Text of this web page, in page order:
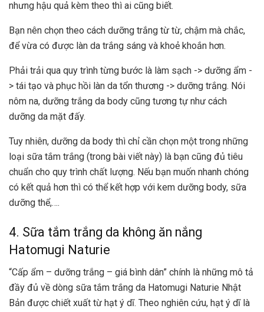
nhưng hậu quả kèm theo thì ai cũng biết.
Bạn nên chọn theo cách dưỡng trắng từ từ, chậm mà chắc,
để vừa có được làn da trắng sáng và khoẻ khoắn hơn.
Phải trải qua quy trình từng bước là làm sạch -> dưỡng ẩm -
> tái tạo và phục hồi làn da tổn thương -> dưỡng trắng. Nói
nôm na, dưỡng trắng da body cũng tương tự như cách
dưỡng da mặt đấy.
Tuy nhiên, dưỡng da body thì chỉ cần chọn một trong những
loại sữa tắm trắng (trong bài viết này) là bạn cũng đủ tiêu
chuẩn cho quy trình chất lượng. Nếu bạn muốn nhanh chóng
có kết quả hơn thì có thể kết hợp với kem dưỡng body, sữa
dưỡng thể,….
4. Sữa tắm trắng da không ăn nắng
Hatomugi Naturie
“Cấp ẩm – dưỡng trắng – giá bình dân” chính là những mô tả
đầy đủ về dòng sữa tắm trắng da Hatomugi Naturie Nhật
Bản được chiết xuất từ hạt ý dĩ. Theo nghiên cứu, hạt ý dĩ là